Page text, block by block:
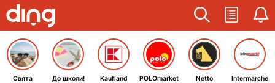
Свята До школи! Kaufland POLOmarket Netto Intermarche